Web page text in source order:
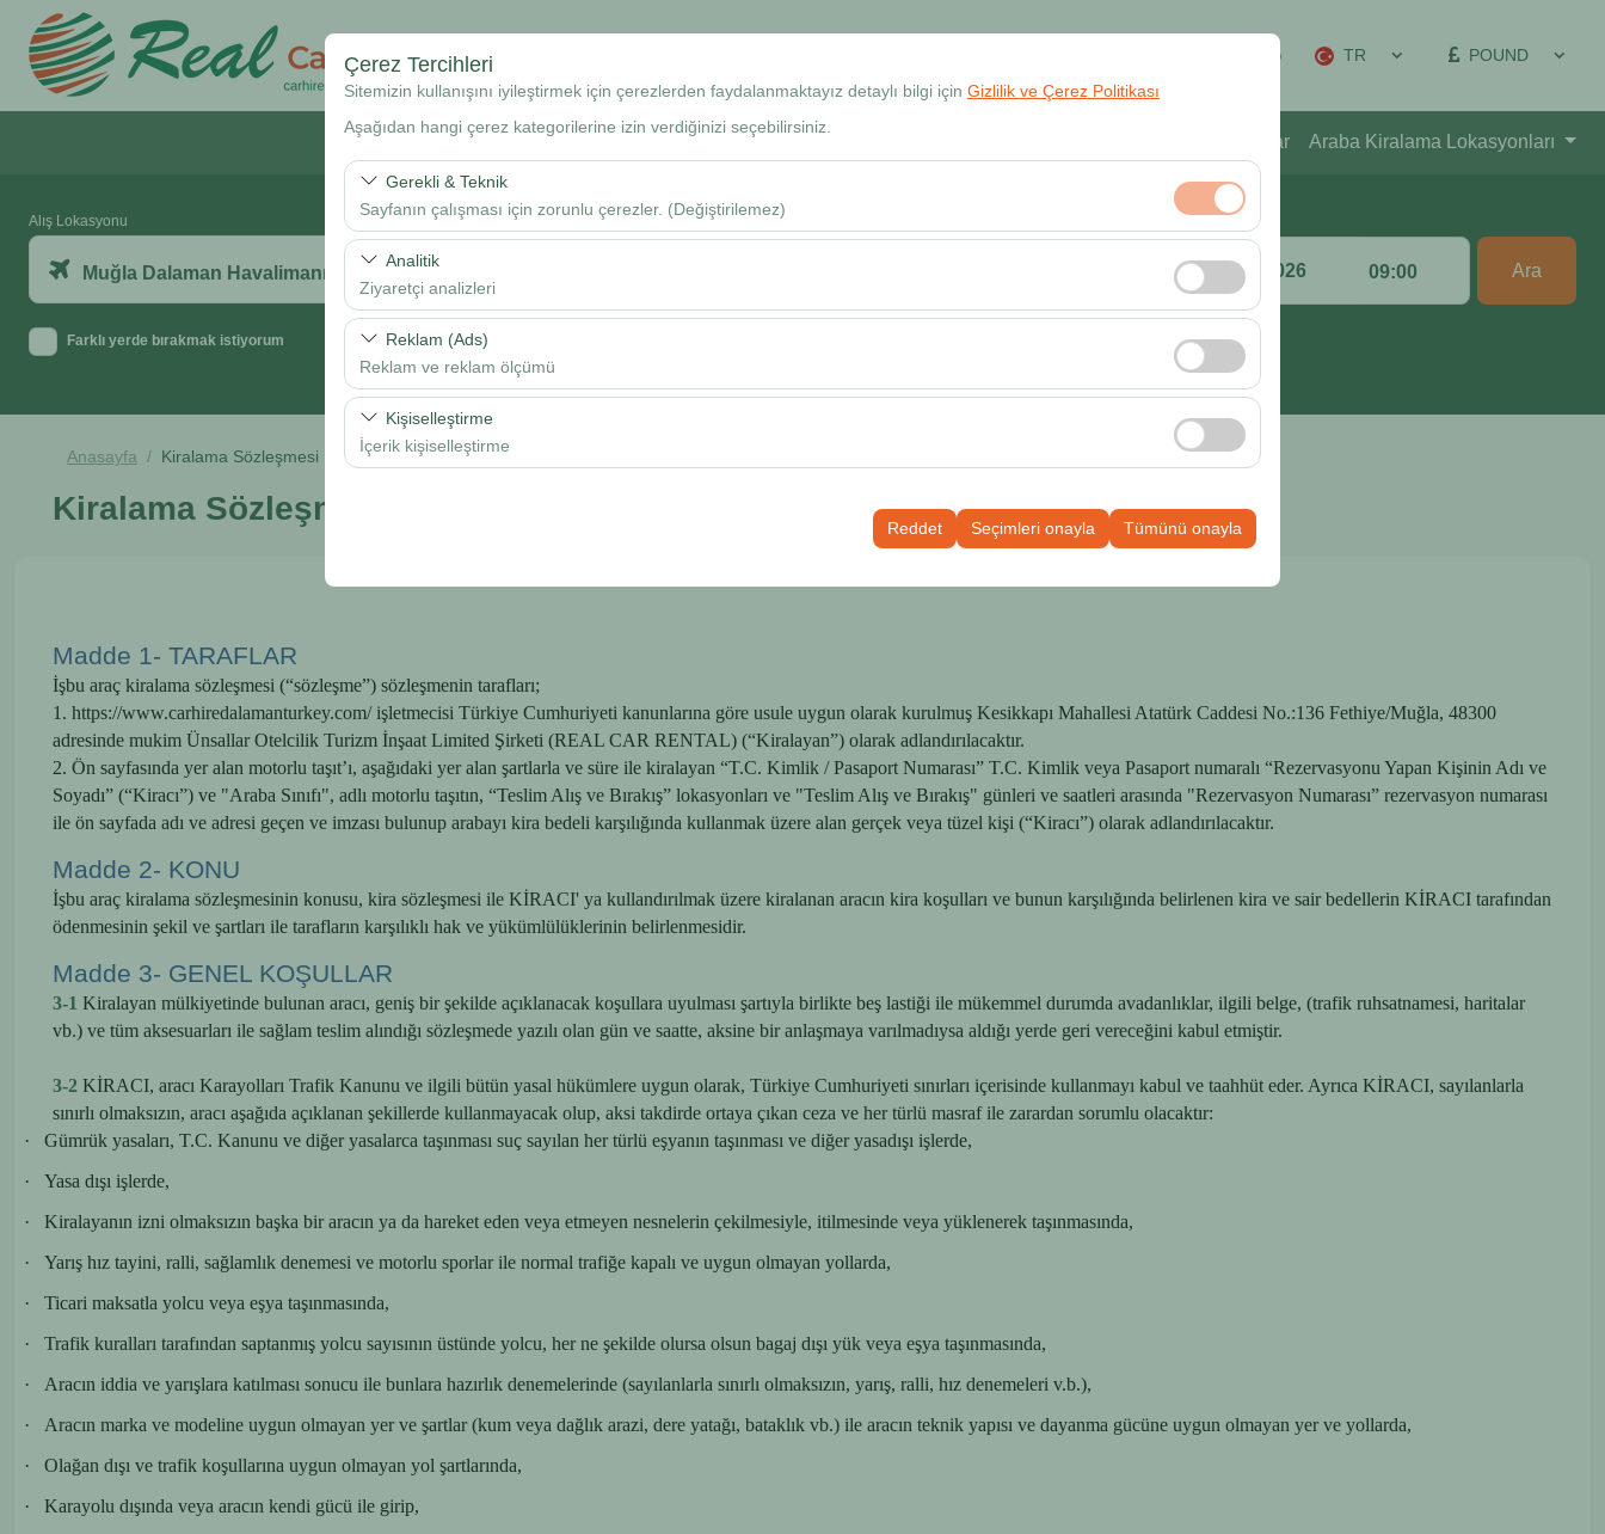
Çerez Tercihleri
Sitemizin kullanışını iyileştirmek için çerezlerden faydalanmaktayız detaylı bilgi için Gizlilik ve Çerez Politikası
Aşağıdan hangi çerez kategorilerine izin verdiğinizi seçebilirsiniz.
Gerekli & Teknik
Sayfanın çalışması için zorunlu çerezler. (Değiştirilemez)
Bu çerezler sitenin doğru şekilde çalışması, güvenlik, oturum yönetimi ve temel işlevler için gereklidir. Devre dışı
bırakılamaz.
Analitik
Ziyaretçi analizleri
Bu çerezler, sitemizin nasıl kullanıldığını (ziyaretçi sayısı, en çok ziyaret edilen sayfalar, kullanıcı davranışları)
analiz etmemizi sağlar. Bu veriler, web sitesi performansını ölçmek ve kullanıcı deneyimini sürekli iyileştirmek için
kullanılır.
Reklam (Ads)
Reklam ve reklam ölçümü
Bu çerezler, size ilgi alanlarınıza uygun kişiselleştirilmiş reklamlar göstermemize ve reklam kampanyalarımızın
etkinliğini (gösterim sayısı, tıklama oranı) ölçmemize olanak tanır.
Kişiselleştirme
İçerik kişiselleştirme
deneyiminizin tutarlılığını ve sürekliliğini sağlamak amacıyla kullanılır.
Reddet Seçimleri onayla Tümünü onayla
Giriş Yap TR POUND
Anasayfa Araçlar Kiralama Rehberi Kampanyalar Araba Kiralama Lokasyonları
Alış Lokasyonu
Muğla Dalaman Havalimanı
Farklı yerde bırakmak istiyorum
Bırakış Tarih & Saat
09:00 Ara
Anasayfa Kiralama Sözleşmesi
Kiralama Sözleşmesi
Madde 1- TARAFLAR
İşbu araç kiralama sözleşmesi (“sözleşme”) sözleşmenin tarafları;
1. https://www.carhiredalamanturkey.com/ işletmecisi Türkiye Cumhuriyeti kanunlarına göre usule uygun olarak kurulmuş Kesikkapı Mahallesi Atatürk Caddesi No.:136 Fethiye/Muğla, 48300
adresinde mukim Ünsallar Otelcilik Turizm İnşaat Limited Şirketi (REAL CAR RENTAL) (“Kiralayan”) olarak adlandırılacaktır.
2. Ön sayfasında yer alan motorlu taşıt’ı, aşağıdaki yer alan şartlarla ve süre ile kiralayan “T.C. Kimlik / Pasaport Numarası” T.C. Kimlik veya Pasaport numaralı “Rezervasyonu Yapan Kişinin Adı ve
Soyadı” (“Kiracı”) ve "Araba Sınıfı", adlı motorlu taşıtın, “Teslim Alış ve Bırakış” lokasyonları ve "Teslim Alış ve Bırakış" günleri ve saatleri arasında "Rezervasyon Numarası” rezervasyon numarası
ile ön sayfada adı ve adresi geçen ve imzası bulunup arabayı kira bedeli karşılığında kullanmak üzere alan gerçek veya tüzel kişi (“Kiracı”) olarak adlandırılacaktır.
Madde 2- KONU
İşbu araç kiralama sözleşmesinin konusu, kira sözleşmesi ile KİRACI' ya kullandırılmak üzere kiralanan aracın kira koşulları ve bunun karşılığında belirlenen kira ve sair bedellerin KİRACI tarafından
ödenmesinin şekil ve şartları ile tarafların karşılıklı hak ve yükümlülüklerinin belirlenmesidir.
Madde 3- GENEL KOŞULLAR
3-1 Kiralayan mülkiyetinde bulunan aracı, geniş bir şekilde açıklanacak koşullara uyulması şartıyla birlikte beş lastiği ile mükemmel durumda avadanlıklar, ilgili belge, (trafik ruhsatnamesi, haritalar
vb.) ve tüm aksesuarları ile sağlam teslim alındığı sözleşmede yazılı olan gün ve saatte, aksine bir anlaşmaya varılmadıysa aldığı yerde geri vereceğini kabul etmiştir.
3-2 KİRACI, aracı Karayolları Trafik Kanunu ve ilgili bütün yasal hükümlere uygun olarak, Türkiye Cumhuriyeti sınırları içerisinde kullanmayı kabul ve taahhüt eder. Ayrıca KİRACI, sayılanlarla
sınırlı olmaksızın, aracı aşağıda açıklanan şekillerde kullanmayacak olup, aksi takdirde ortaya çıkan ceza ve her türlü masraf ile zarardan sorumlu olacaktır:
·
Gümrük yasaları, T.C. Kanunu ve diğer yasalarca taşınması suç sayılan her türlü eşyanın taşınması ve diğer yasadışı işlerde,
·
Yasa dışı işlerde,
·
Kiralayanın izni olmaksızın başka bir aracın ya da hareket eden veya etmeyen nesnelerin çekilmesiyle, itilmesinde veya yüklenerek taşınmasında,
·
Yarış hız tayini, ralli, sağlamlık denemesi ve motorlu sporlar ile normal trafiğe kapalı ve uygun olmayan yollarda,
·
Ticari maksatla yolcu veya eşya taşınmasında,
·
Trafik kuralları tarafından saptanmış yolcu sayısının üstünde yolcu, her ne şekilde olursa olsun bagaj dışı yük veya eşya taşınmasında,
·
Aracın iddia ve yarışlara katılması sonucu ile bunlara hazırlık denemelerinde (sayılanlarla sınırlı olmaksızın, yarış, ralli, hız denemeleri v.b.),
·
Aracın marka ve modeline uygun olmayan yer ve şartlar (kum veya dağlık arazi, dere yatağı, bataklık vb.) ile aracın teknik yapısı ve dayanma gücüne uygun olmayan yer ve yollarda,
·
Olağan dışı ve trafik koşullarına uygun olmayan yol şartlarında,
·
Karayolu dışında veya aracın kendi gücü ile girip,